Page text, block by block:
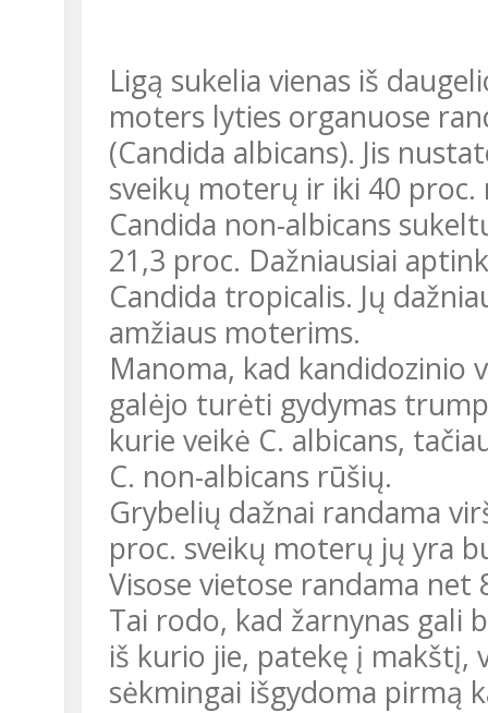
Ligą sukelia vienas iš
moters lyties organuose
(Candida albicans). Jis
sveikų moterų ir iki 40
Candida non-albicans
21,3 proc. Dažniausiai
Candida tropicalis. Jų
amžiaus moterims.
Manoma, kad kandidozinio
galėjo turėti gydymas
kurie veikė C. albicans,
C. non-albicans rūšių.
Grybelių dažnai randama
proc. sveikų moterų jų yra
Visose vietose randama
Tai rodo, kad žarnynas gali
iš kurio jie, patekę į makštį,
sėkmingai išgydoma pirmą